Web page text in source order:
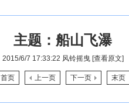
主题： 船山飞瀑
2015/6/7 17:33:22 风铃摇曳 [查看原文]
首页 上一页 下一页 末页